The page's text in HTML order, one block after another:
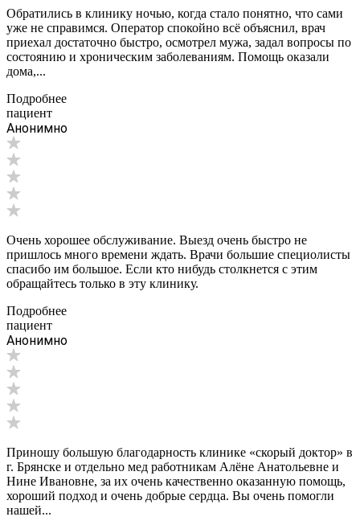
Обратились в клинику ночью, когда стало понятно, что сами
уже не справимся. Оператор спокойно всё объяснил, врач
приехал достаточно быстро, осмотрел мужа, задал вопросы по
состоянию и хроническим заболеваниям. Помощь оказали
дома,...
Подробнее
пациент
Анонимно
Очень хорошее обслуживание. Выезд очень быстро не
пришлось много времени ждать. Врачи большие специолисты
спасибо им большое. Если кто нибудь столкнется с этим
обращайтесь только в эту клинику.
Подробнее
пациент
Анонимно
Приношу большую благодарность клинике «скорый доктор» в
г. Брянске и отдельно мед работникам Алёне Анатольевне и
Нине Ивановне, за их очень качественно оказанную помощь,
хороший подход и очень добрые сердца. Вы очень помогли
нашей...